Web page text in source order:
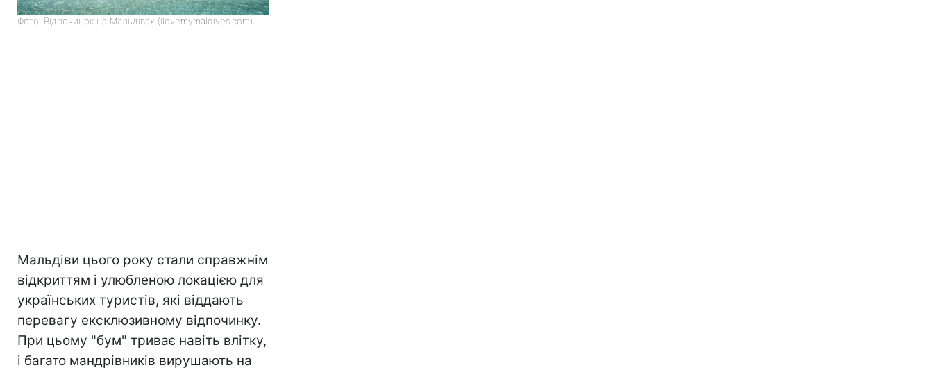
Фото: Відпочинок на Мальдівах (ilovemymaldives.com)
Мальдіви цього року стали справжнім
відкриттям і улюбленою локацією для
українських туристів, які віддають
перевагу ексклюзивному відпочинку.
При цьому "бум" триває навіть влітку,
і багато мандрівників вирушають на